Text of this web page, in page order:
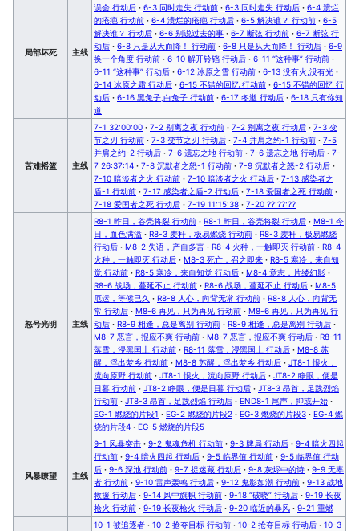
局部坏死 主线
误会 行动后 · 6-3 同时走失 行动前 · 6-3 同时走失 行动后 · 6-4 溃烂
的疮疤 行动前 · 6-4 溃烂的疮疤 行动后 · 6-5 解决谁？ 行动前 · 6-5
解决谁？ 行动后 · 6-6 别说过去的事 · 6-7 断弦 行动前 · 6-7 断弦 行
动后 · 6-8 只是从天而降！ 行动前 · 6-8 只是从天而降！ 行动后 · 6-9
换一个角度 行动前 · 6-10 解开铃铛 行动后 · 6-11 “这种事” 行动前 ·
6-11 “这种事” 行动后 · 6-12 冰原之雪 行动前 · 6-13 没有火,没有光 ·
6-14 冰原之霜 行动后 · 6-15 不错的回忆 行动前 · 6-15 不错的回忆 行
动后 · 6-16 黑兔子,白兔子 行动前 · 6-17 冬逝 行动后 · 6-18 只有你知
道
苦难摇篮 主线
7-1 32:00:00 · 7-2 别离之夜 行动前 · 7-2 别离之夜 行动后 · 7-3 变
节之刃 行动前 · 7-3 变节之刃 行动后 · 7-4 并肩之约-1 行动前 · 7-5
并肩之约-2 行动后 · 7-6 遗忘之地 行动前 · 7-6 遗忘之地 行动后 · 7-
7 26:37:14 · 7-8 沉默者之怒-1 行动前 · 7-9 沉默者之怒-2 行动后 ·
7-10 暗淡者之火 行动前 · 7-10 暗淡者之火 行动后 · 7-13 感染者之
盾-1 行动前 · 7-17 感染者之盾-2 行动后 · 7-18 爱国者之死 行动前 ·
7-18 爱国者之死 行动后 · 7-19 11:15:38 · 7-20 ??:??:??
怒号光明 主线
R8-1 昨日，谷壳将裂 行动前 · R8-1 昨日，谷壳将裂 行动后 · M8-1 今
日，血色满溢 · R8-3 麦秆，极易燃烧 行动前 · R8-3 麦秆，极易燃烧
行动后 · M8-2 失语，产自多言 · R8-4 火种，一触即灭 行动前 · R8-4
火种，一触即灭 行动后 · M8-3 死亡，召之即来 · R8-5 寒冷，来自知
觉 行动前 · R8-5 寒冷，来自知觉 行动后 · M8-4 意志，片缕幻影 ·
R8-6 战场，蔓延不止 行动前 · R8-6 战场，蔓延不止 行动后 · M8-5
厄运，等候已久 · R8-8 人心，向背无常 行动前 · R8-8 人心，向背无
常 行动后 · M8-6 再见，只为再见 行动前 · M8-6 再见，只为再见 行
动后 · R8-9 相逢，总是离别 行动前 · R8-9 相逢，总是离别 行动后 ·
M8-7 恶言，报应不爽 行动前 · M8-7 恶言，报应不爽 行动后 · R8-11
落雪，浸黑国土 行动前 · R8-11 落雪，浸黑国土 行动后 · M8-8 苏
醒，浮出梦乡 行动前 · M8-8 苏醒，浮出梦乡 行动后 · JT8-1 恨火，
流向原野 行动前 · JT8-1 恨火，流向原野 行动后 · JT8-2 睁眼，便是
日暮 行动前 · JT8-2 睁眼，便是日暮 行动后 · JT8-3 昂首，足践烈焰
行动前 · JT8-3 昂首，足践烈焰 行动后 · END8-1 尾声，抑或开始 ·
EG-1 燃烧的片段1 · EG-2 燃烧的片段2 · EG-3 燃烧的片段3 · EG-4 燃
烧的片段4 · EG-5 燃烧的片段5
风暴瞭望 主线
9-1 风暴突击 · 9-2 鬼魂危机 行动前 · 9-3 牌局 行动后 · 9-4 暗火四起
行动前 · 9-4 暗火四起 行动后 · 9-5 临界值 行动前 · 9-5 临界值 行动
后 · 9-6 深池 行动前 · 9-7 捉迷藏 行动后 · 9-8 灰烬中的诗 · 9-9 无辜
者 行动前 · 9-10 雷声轰鸣 行动后 · 9-12 鬼影如潮 行动前 · 9-13 战地
救援 行动后 · 9-14 风中旗帜 行动前 · 9-18 “破晓” 行动后 · 9-19 长夜
枪火 行动前 · 9-19 长夜枪火 行动后 · 9-20 临近的暴风 · 9-21 重燃
10-1 被追逐者 · 10-2 抢夺目标 行动前 · 10-2 抢夺目标 行动后 · 10-3